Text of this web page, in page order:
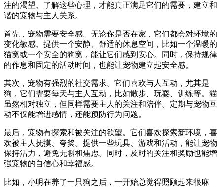
注的渴望。了解这些心理，才能真正满足它们的需要，建立和
谐的宠物与主人关系。
首先，宠物需要安全感。无论你是否在家，它们都会对环境的
变化敏感。提供一个安静、舒适的休息空间，比如一个温暖的
猫窝或一个安全的狗窝，能让它们感到安心。同时，保持规律
的作息和固定的活动时间，也能让宠物建立起安全感。
其次，宠物有强烈的社交需求。它们喜欢与人互动，尤其是
狗，它们需要每天与主人互动，比如散步、玩耍、训练等。猫
虽然相对独立，但同样需要主人的关注和陪伴。定期与宠物互
动不仅能增进感情，还能预防行为问题。
最后，宠物有探索和被关注的欲望。它们喜欢探索新环境，喜
欢被主人抚摸、夸奖。提供一些玩具、游戏和活动，能让宠物
保持活力，避免无聊和焦虑。同时，及时的关注和奖励也能增
强宠物的自信心和幸福感。
比如，小明在养了一只狗之后，一开始总觉得照顾起来很麻